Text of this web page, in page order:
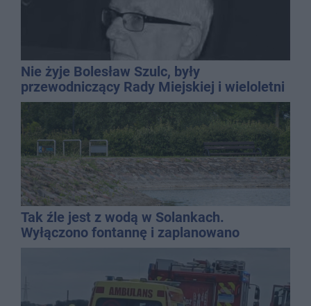
Nie żyje Bolesław Szulc, były
przewodniczący Rady Miejskiej i wieloletni
dyrektor SP 14
Tak źle jest z wodą w Solankach.
Wyłączono fontannę i zaplanowano